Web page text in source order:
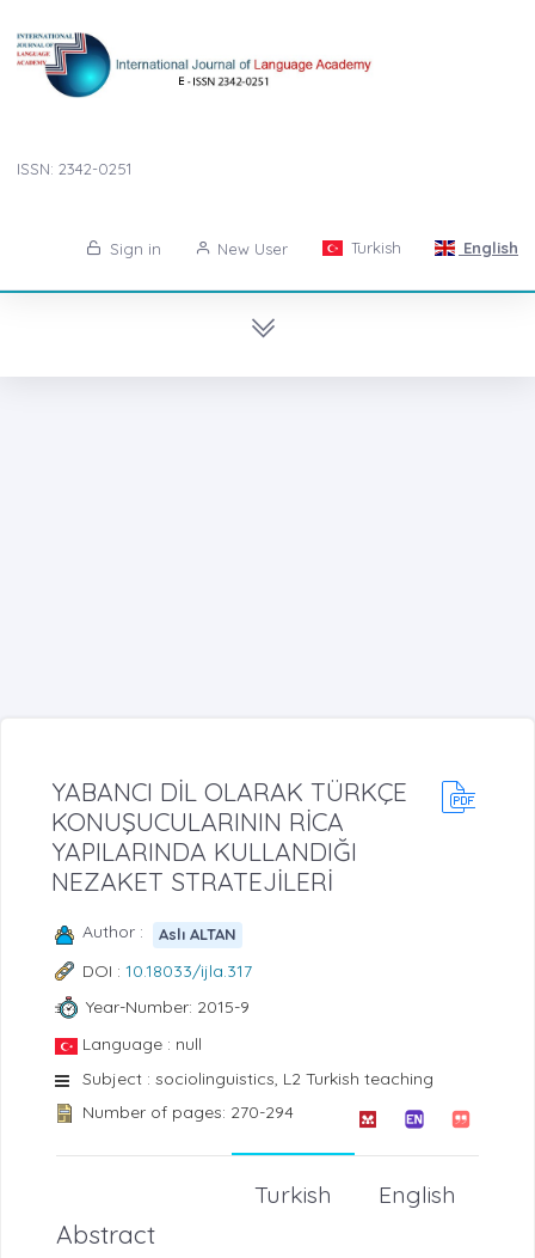
ISSN: 2342-0251
Sign in New User Turkish English
YABANCI DİL OLARAK TÜRKÇE
KONUŞUCULARININ RİCA
YAPILARINDA KULLANDIĞI
NEZAKET STRATEJİLERİ
Author : Aslı ALTAN
DOI : 10.18033/ijla.317
Year-Number: 2015-9
Language : null
Subject : sociolinguistics, L2 Turkish teaching
Number of pages: 270-294
English
Turkish
Abstract